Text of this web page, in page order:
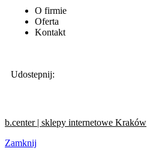
O firmie
Oferta
Kontakt
Udostepnij:
b.center | sklepy internetowe Kraków
Zamknij